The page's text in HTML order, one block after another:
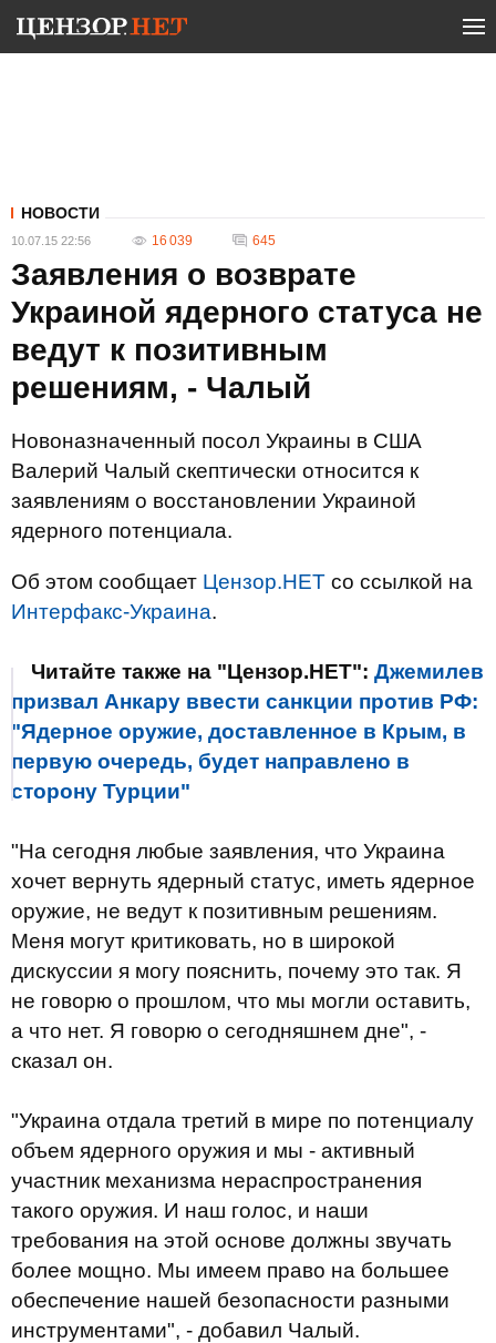
НОВОСТИ
10.07.15 22:56 16 039 645
Заявления о возврате
Украиной ядерного статуса не
ведут к позитивным
решениям, - Чалый
Новоназначенный посол Украины в США
Валерий Чалый скептически относится к
заявлениям о восстановлении Украиной
ядерного потенциала.
Об этом сообщает Цензор.НЕТ со ссылкой на
Интерфакс-Украина.
Читайте также на "Цензор.НЕТ": Джемилев
призвал Анкару ввести санкции против РФ:
"Ядерное оружие, доставленное в Крым, в
первую очередь, будет направлено в
сторону Турции"
"На сегодня любые заявления, что Украина
хочет вернуть ядерный статус, иметь ядерное
оружие, не ведут к позитивным решениям.
Меня могут критиковать, но в широкой
дискуссии я могу пояснить, почему это так. Я
не говорю о прошлом, что мы могли оставить,
а что нет. Я говорю о сегодняшнем дне", -
сказал он.
"Украина отдала третий в мире по потенциалу
объем ядерного оружия и мы - активный
участник механизма нераспространения
такого оружия. И наш голос, и наши
требования на этой основе должны звучать
более мощно. Мы имеем право на большее
обеспечение нашей безопасности разными
инструментами", - добавил Чалый.